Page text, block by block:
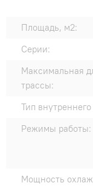
Площадь, м2:
Серии:
Максимальная
трассы:
Тип
Режимы работы:
Мощность